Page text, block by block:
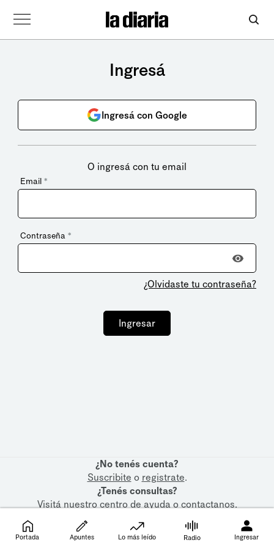
Ingresá
Ingresá con Google
O ingresá con tu email
Email *
Contraseña *
¿Olvidaste tu contraseña?
Ingresar
¿No tenés cuenta?
Suscribite o registrate.
¿Tenés consultas?
Visitá nuestrocentro de ayudaocontactanos.
Portada Apuntes Lo más leído Radio Ingresar